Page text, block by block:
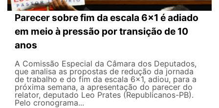
Parecer sobre fim da escala 6x1 é adiado
em meio à pressão por transição de 10
anos
A Comissão Especial da Câmara dos Deputados,
que analisa as propostas de redução da jornada
de trabalho e do fim da escala 6x1, adiou, para a
próxima semana, a apresentação do parecer do
relator, deputado Leo Prates (Republicanos-PB).
Pelo cronograma...